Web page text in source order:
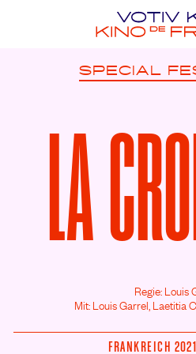
SPECIAL
LA
Regie: Louis
Mit: Louis Garrel, Laetitia
FRANKREICH